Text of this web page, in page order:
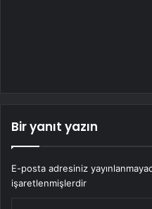
Bir yanıt yazın
E-posta adresiniz
işaretlenmişlerdir